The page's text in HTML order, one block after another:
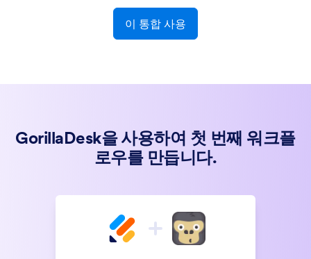
이 통합 사용
GorillaDesk을 사용하여 첫 번째 워크플
로우를 만듭니다.